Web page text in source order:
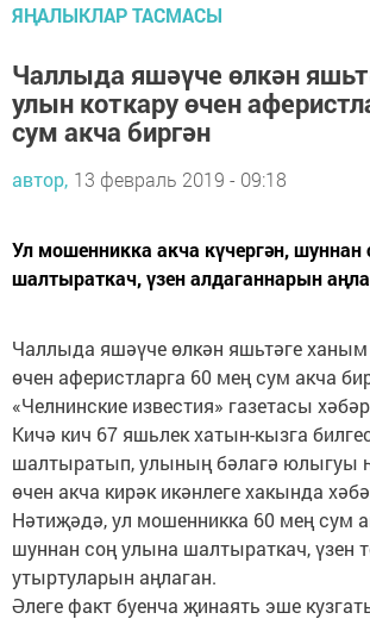
ЯҢАЛЫКЛАР ТАСМАСЫ
Чаллыда яшәүче өлкән
улын коткару өчен
сум акча биргән
автор, 13 февраль 2019 - 09:18
Ул мошенникка акча күчергән, шуннан
шалтыраткач, үзен алдаганнарын
Чаллыда яшәүче өлкән яшьтәге ханым
өчен аферистларга 60 мең сум акча
«Челнинские известия» газетасы
Кичә кич 67 яшьлек хатын-кызга
шалтыратып, улының бәлагә юлыгуы
өчен акча кирәк икәнлеге хакында
Нәтиҗәдә, ул мошенникка 60 мең сум
шуннан соң улына шалтыраткач, үзен
утыртуларын аңлаган.
Әлеге факт буенча җинаять эше